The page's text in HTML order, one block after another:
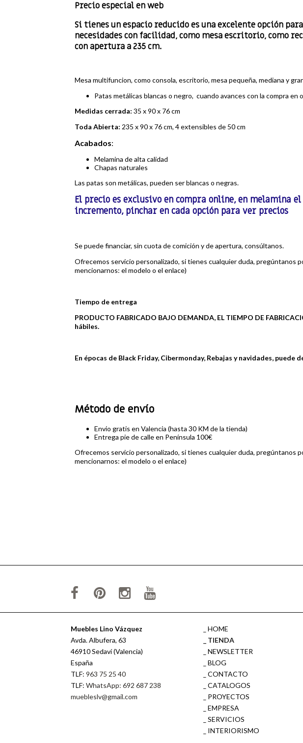
Precio especial en web
Si tienes un espacio reducido es una excelente opción
necesidades con facilidad, como mesa escritorio, como
con apertura a 235 cm.
Mesa multifuncion, como consola, escritorio, mesa pequeña, mediana y
Patas metálicas blancas o negro, cuando avances con la compra
Medidas cerrada: 35 x 90 x 76 cm
Toda Abierta: 235 x 90 x 76 cm, 4 extensibles de 50 cm
Acabados:
Melamina de alta calidad
Chapas naturales
Las patas son metálicas, pueden ser blancas o negras.
El precio es exclusivo en compra online, en melamina
incremento, pinchar en cada opción para ver precios
Se puede financiar, sin cuota de comición y de apertura, consúltanos.
Ofrecemos servicio personalizado, si tienes cualquier duda, pregúntanos
mencionarnos: el modelo o el enlace)
Tiempo de entrega
PRODUCTO FABRICADO BAJO DEMANDA, EL TIEMPO DE
hábiles.
En épocas de Black Friday, Cibermonday, Rebajas y navidades, puede
Método de envío
Envio gratis en Valencia (hasta 30 KM de la tienda)
Entrega pie de calle en Península 100€
Ofrecemos servicio personalizado, si tienes cualquier duda, pregúntanos
mencionarnos: el modelo o el enlace)
Muebles Lino Vázquez
Avda. Albufera, 63
46910 Sedaví (Valencia)
España
TLF:963 75 25 40
TLF:WhatsApp: 692 687 238
muebleslv@gmail.com
HOME
TIENDA
NEWSLETTER
BLOG
CONTACTO
CATALOGOS
PROYECTOS
EMPRESA
SERVICIOS
INTERIORISMO